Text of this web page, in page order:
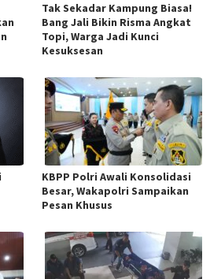
Tak Sekadar Kampung Biasa!
Bang Jali Bikin Risma Angkat
Topi, Warga Jadi Kunci
Kesuksesan
KBPP Polri Awali Konsolidasi
Besar, Wakapolri Sampaikan
Pesan Khusus